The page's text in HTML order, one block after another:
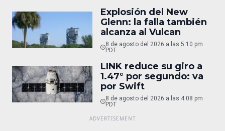
Explosión del New
Glenn: la falla también
alcanza al Vulcan
8 de agosto del 2026 a las 5:10 pm
PDT
LINK reduce su giro a
1.47° por segundo: va
por Swift
8 de agosto del 2026 a las 4:08 pm
PDT